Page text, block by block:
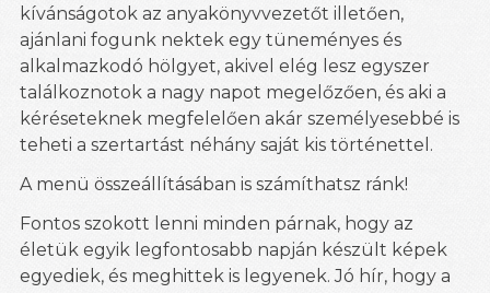
kívánságotok az anyakönyvvezetőt illetően,
ajánlani fogunk nektek egy tüneményes és
alkalmazkodó hölgyet, akivel elég lesz egyszer
találkoznotok a nagy napot megelőzően, és aki a
kéréseteknek megfelelően akár személyesebbé is
teheti a szertartást néhány saját kis történettel.
A menü összeállításában is számíthatsz ránk!
Fontos szokott lenni minden párnak, hogy az
életük egyik legfontosabb napján készült képek
egyediek, és meghittek is legyenek. Jó hír, hogy a